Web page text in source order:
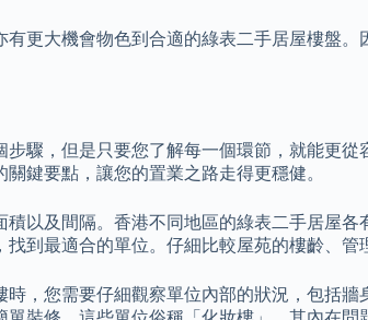
更大機會物色到合適的綠表二手居屋樓盤
驟，但是只要您了解每一個環節，就能更
鍵要點，讓您的置業之路走得更穩健。
以及間隔。香港不同地區的綠表二手居屋
到最適合的單位。仔細比較屋苑的樓齡、管
，您需要仔細觀察單位內部的狀況，包括